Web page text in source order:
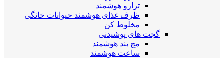
ترازو هوشمند
ظرف غذای هوشمند حیوانات خانگی
مخلوط کن
گجت های پوشیدنی
مچ بند هوشمند
ساعت هوشمند